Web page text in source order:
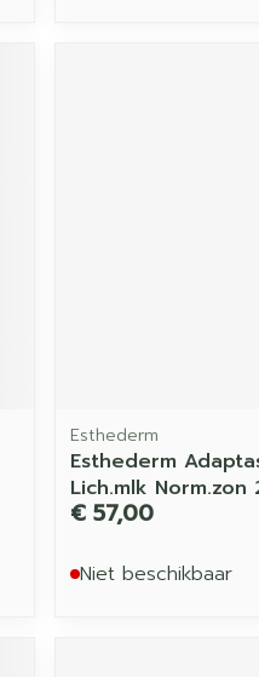
Esthederm
Esthederm
Lich.mlk Norm.zon
€ 57,00
Niet beschikbaar